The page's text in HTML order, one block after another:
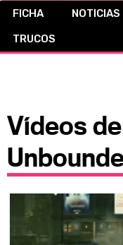
FICHA NOTICIAS
TRUCOS
Vídeos